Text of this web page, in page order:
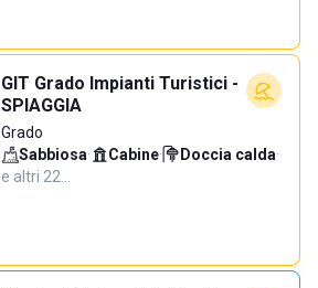
GIT Grado Impianti Turistici -
SPIAGGIA
Grado
Sabbiosa· Cabine· Doccia calda·
e altri 22…